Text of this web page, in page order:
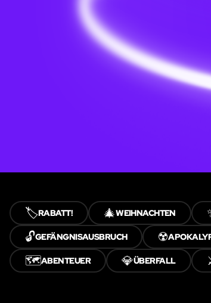
🏷️RABATT! 🎄WEIHNACHTEN
🔓GEFÄNGNISAUSBRUCH ☢️
🗺️ABENTEUER 💎ÜBERFALL